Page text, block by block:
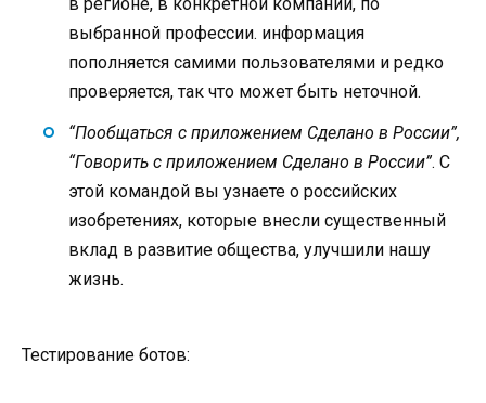
выбранной профессии. информация
пополняется самими пользователями и редко
проверяется, так что может быть неточной.
“Пообщаться с приложением Сделано в России”,
“Говорить с приложением Сделано в России”. С
этой командой вы узнаете о российских
изобретениях, которые внесли существенный
вклад в развитие общества, улучшили нашу
жизнь.
Тестирование ботов: